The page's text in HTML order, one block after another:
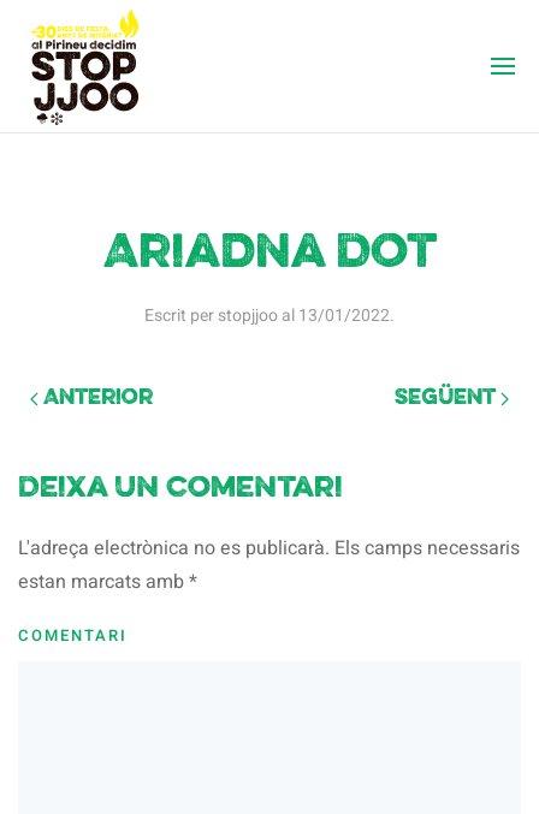
Ariadna Dot
Escrit perstopjjooal13/01/2022.
Anterior Següent
Deixa un comentari
L'adreça electrònica no es publicarà. Els camps necessaris
estan marcats amb*
COMENTARI